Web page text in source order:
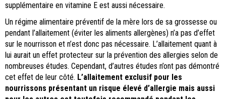
supplémentaire en vitamine E est aussi nécessaire.
Un régime alimentaire préventif de la mère lors de sa grossesse ou
pendant l’allaitement (éviter les aliments allergènes) n’a pas d’effet
sur le nourrisson et n’est donc pas nécessaire. L’allaitement quant à
lui aurait un effet protecteur sur la prévention des allergies selon de
nombreuses études. Cependant, d’autres études n’ont pas démontré
cet effet de leur côté. L’allaitement exclusif pour les
nourrissons présentant un risque élevé d’allergie mais aussi